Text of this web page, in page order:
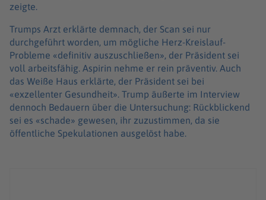
zeigte.
Trumps Arzt erklärte demnach, der Scan sei nur
durchgeführt worden, um mögliche Herz-Kreislauf-
Probleme «definitiv auszuschließen», der Präsident sei
voll arbeitsfähig. Aspirin nehme er rein präventiv. Auch
das Weiße Haus erklärte, der Präsident sei bei
«exzellenter Gesundheit». Trump äußerte im Interview
dennoch Bedauern über die Untersuchung: Rückblickend
sei es «schade» gewesen, ihr zuzustimmen, da sie
öffentliche Spekulationen ausgelöst habe.